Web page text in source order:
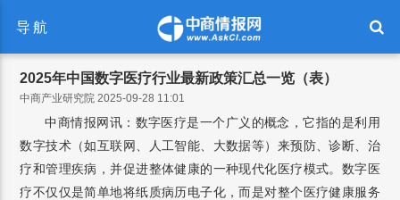
导航
2025年中国数字医疗行业最新政策汇总一览（表）
中商产业研究院 2025-09-28 11:01
中商情报网讯：数字医疗是一个广义的概念，它指的是利用
数字技术（如互联网、人工智能、大数据等）来预防、诊断、治
疗和管理疾病，并促进整体健康的一种现代化医疗模式。数字医
疗不仅仅是简单地将纸质病历电子化，而是对整个医疗健康服务